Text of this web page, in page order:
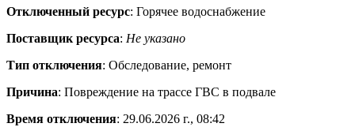
Отключенный ресурс: Горячее водоснабжение
Поставщик ресурса: Не указано
Тип отключения: Обследование, ремонт
Причина: Повреждение на трассе ГВС в подвале
Время отключения: 29.06.2026 г., 08:42